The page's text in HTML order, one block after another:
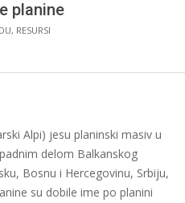
planine
, RESURSI
Alpi) jesu planinski masiv u
delom Balkanskog
Bosnu i Hercegovinu, Srbiju,
su dobile ime po planini